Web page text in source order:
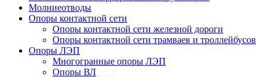
Молниеотводы
Опоры контактной сети
Опоры контактной сети железной дороги
Опоры контактной сети трамваев и троллейбусов
Опоры ЛЭП
Многогранные опоры ЛЭП
Опоры ВЛ